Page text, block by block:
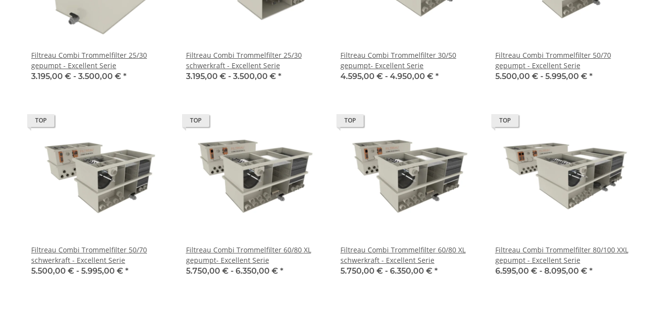
Filtreau Combi Trommelfilter 25/30
gepumpt - Excellent Serie
3.195,00 € - 3.500,00 € *
Filtreau Combi Trommelfilter 25/30
schwerkraft - Excellent Serie
3.195,00 € - 3.500,00 € *
Filtreau Combi Trommelfilter 30/50
gepumpt- Excellent Serie
4.595,00 € - 4.950,00 € *
Filtreau Combi Trommelfilter 50/70
gepumpt - Excellent Serie
5.500,00 € - 5.995,00 € *
TOP
Filtreau Combi Trommelfilter 50/70
schwerkraft - Excellent Serie
5.500,00 € - 5.995,00 € *
TOP
Filtreau Combi Trommelfilter 60/80 XL
gepumpt- Excellent Serie
5.750,00 € - 6.350,00 € *
TOP
Filtreau Combi Trommelfilter 60/80 XL
schwerkraft - Excellent Serie
5.750,00 € - 6.350,00 € *
TOP
Filtreau Combi Trommelfilter 80/100 XXL
gepumpt - Excellent Serie
6.595,00 € - 8.095,00 € *